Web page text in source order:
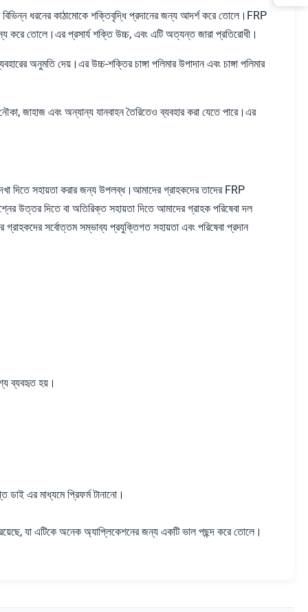
বিভিন্ন ধরনের কাঠামোকে শক্তিবৃদ্ধি প্রদানের জন্য আদর্শ করে তোলে।FRP
করে তোলে।এর প্রসার্য শক্তি উচ্চ, এবং এটি অত্যন্ত জারা প্রতিরোধী।
অনুমতি দেয়।এর উচ্চ-শক্তির চাঙ্গা পলিমার উপাদান এবং চাঙ্গা পলিমার
জাহাজ এবং অন্যান্য যানবাহন তৈরিতেও ব্যবহার করা যেতে পারে।এর
দিতে সহায়তা করার জন্য উপলব্ধ।আমাদের গ্রাহকদের তাদের FRP
উত্তর দিতে বা অতিরিক্ত সহায়তা দিতে আমাদের গ্রাহক পরিষেবা দল
সর্বোত্তম সম্ভাব্য প্রযুক্তিগত সহায়তা এবং পরিষেবা প্রদান
ব্যবহৃত হয়।
ডাই এর মাধ্যমে প্রিফর্ম টানানো।
যা এটিকে অনেক অ্যাপ্লিকেশনের জন্য একটি ভাল পছন্দ করে তোলে।